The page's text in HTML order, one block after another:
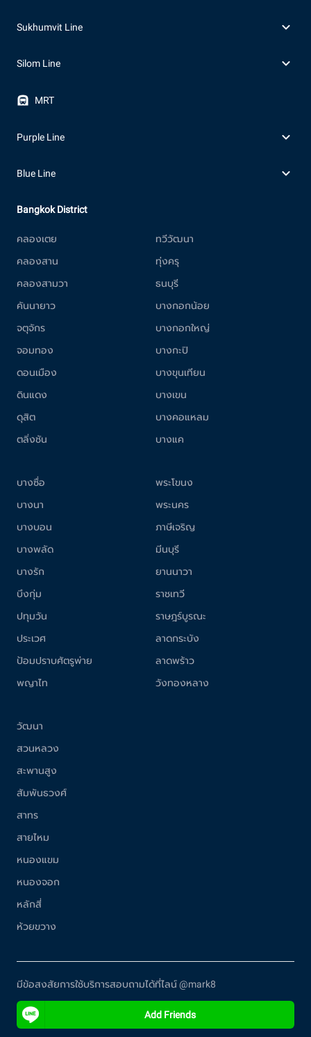
Sukhumvit Line
Silom Line
MRT
Purple Line
Blue Line
Bangkok District
คลองเตย
คลองสาน
คลองสามวา
คันนายาว
จตุจักร
จอมทอง
ดอนเมือง
ดินแดง
ดุสิต
ตลิ่งชัน
ทวีวัฒนา
ทุ่งครุ
ธนบุรี
บางกอกน้อย
บางกอกใหญ่
บางกะปิ
บางขุนเทียน
บางเขน
บางคอแหลม
บางแค
บางซื่อ
บางนา
บางบอน
บางพลัด
บางรัก
บึงกุ่ม
ปทุมวัน
ประเวศ
ป้อมปราบศัตรูพ่าย
พญาไท
พระโขนง
พระนคร
ภาษีเจริญ
มีนบุรี
ยานนาวา
ราชเทวี
ราษฎร์บูรณะ
ลาดกระบัง
ลาดพร้าว
วังทองหลาง
วัฒนา
สวนหลวง
สะพานสูง
สัมพันธวงศ์
สาทร
สายไหม
หนองแขม
หนองจอก
หลักสี่
ห้วยขวาง
มีข้อสงสัยการใช้บริการสอบถามได้ที่ไลน์ @mark8
Add Friends